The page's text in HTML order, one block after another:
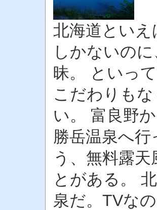
北海道とい
しかないの
昧。 といっ
こだわりも
い。 富良野
勝岳温泉へ
う、無料露
とがある。
泉だ。TVな